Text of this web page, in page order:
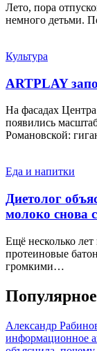
Лето, пора
немного детьми.
Культура
ARTPLAY
На фасадах
появились
Романовской:
Еда и напитки
Диетолог
молоко снова
Ещё несколько
протеиновые
громкими…
Популярное
Александр
информационное